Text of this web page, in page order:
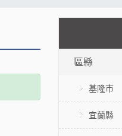
區縣
基隆市
宜蘭縣